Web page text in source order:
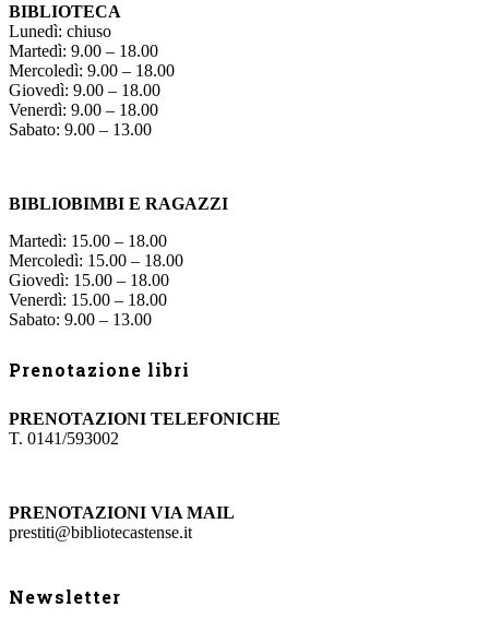
BIBLIOTECA
Lunedì: chiuso
Martedì: 9.00 – 18.00
Mercoledì: 9.00 – 18.00
Giovedì: 9.00 – 18.00
Venerdì: 9.00 – 18.00
Sabato: 9.00 – 13.00
BIBLIOBIMBI E RAGAZZI
Martedì: 15.00 – 18.00
Mercoledì: 15.00 – 18.00
Giovedì: 15.00 – 18.00
Venerdì: 15.00 – 18.00
Sabato: 9.00 – 13.00
Prenotazione libri
PRENOTAZIONI TELEFONICHE
T. 0141/593002
PRENOTAZIONI VIA MAIL
prestiti@bibliotecastense.it
Newsletter